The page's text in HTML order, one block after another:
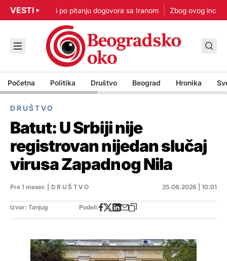
VESTI
Nisam u žurbi po pitanju dogovora sa Iranom Zbog ovog
Početna Politika Društvo Beograd Hronika
DRUŠTVO
Batut: U Srbiji nije
registrovan nijedan slučaj
virusa Zapadnog Nila
Pre 1 mesec DRUŠTVO 25.06.2026 | 10:01
Izvor: Tanjug Podeli: